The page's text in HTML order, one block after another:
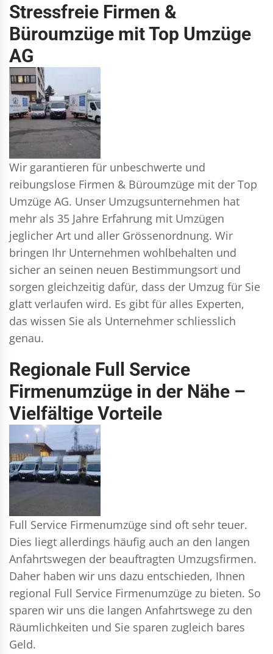
Stressfreie Firmen &
Büroumzüge mit Top Umzüge
AG
Wir garantieren für unbeschwerte und
reibungslose Firmen & Büroumzüge mit der Top
Umzüge AG. Unser Umzugsunternehmen hat
mehr als 35 Jahre Erfahrung mit Umzügen
jeglicher Art und aller Grössenordnung. Wir
bringen Ihr Unternehmen wohlbehalten und
sicher an seinen neuen Bestimmungsort und
sorgen gleichzeitig dafür, dass der Umzug für Sie
glatt verlaufen wird. Es gibt für alles Experten,
das wissen Sie als Unternehmer schliesslich
genau.
Regionale Full Service
Firmenumzüge in der Nähe –
Vielfältige Vorteile
Full Service Firmenumzüge sind oft sehr teuer.
Dies liegt allerdings häufig auch an den langen
Anfahrtswegen der beauftragten Umzugsfirmen.
Daher haben wir uns dazu entschieden, Ihnen
regional Full Service Firmenumzüge zu bieten. So
sparen wir uns die langen Anfahrtswege zu den
Räumlichkeiten und Sie sparen zugleich bares
Geld.